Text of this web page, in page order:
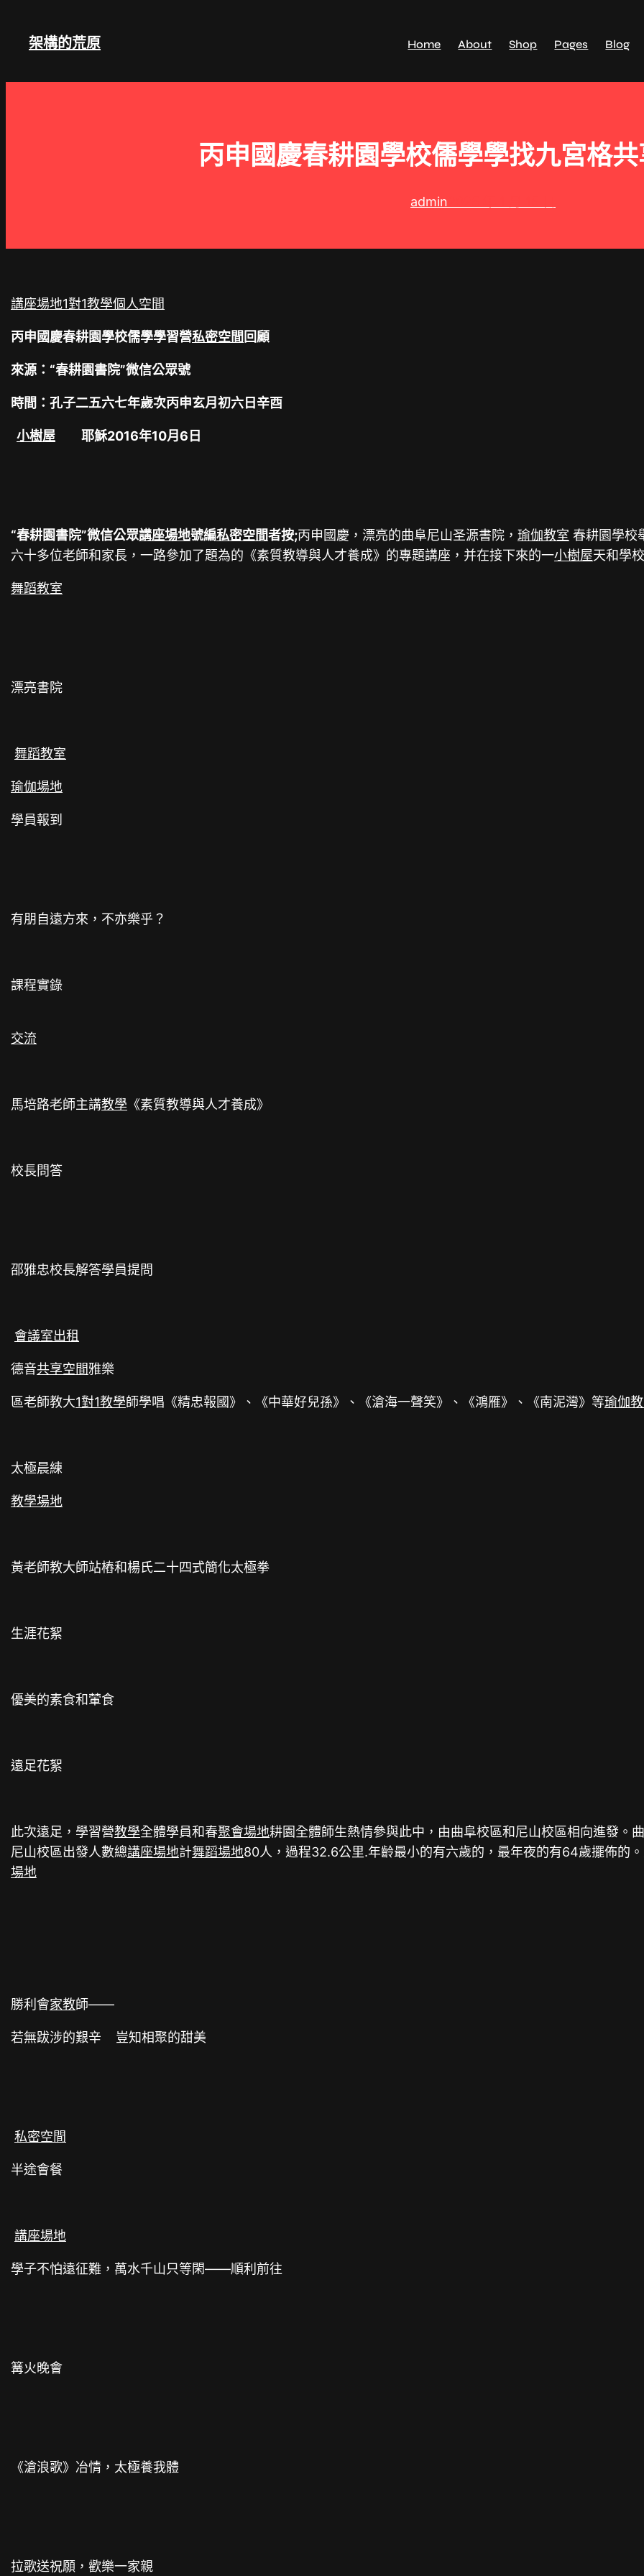
架構的荒原 Home About Shop Pages Blog
丙申國慶春耕園學校儒學學找九宮格
admin
講座場地1對1教學個人空間
丙申國慶春耕園學校儒學學習營私密空間 回顧
來源：“春耕園書院”微信公眾號
時間：孔子二五六七年歲次丙申玄月初六日辛酉
小樹屋 耶穌2016年10月6日
“春耕園書院”微信公眾講座場地號編私密空間者按;丙申國慶，漂亮的曲阜尼山圣源書院，瑜伽教室 春耕園學校
六十多位老師和家長，一路參加了題為的《素質教導與人才養成》的專題講座，并在接下來的一小樹屋天和學
舞蹈教室
漂亮書院
舞蹈教室
瑜伽場地
學員報到
有朋自遠方來，不亦樂乎？
課程實錄
交流
馬培路老師主講教學 《素質教導與人才養成》
校長問答
邵雅忠校長解答學員提問
會議室出租
德音共享空間雅樂
區老師教大1對1教學師學唱《精忠報國》、《中華好兒孫》、《滄海一聲笑》、《鴻雁》、《南泥灣》等瑜伽
太極晨練
教學場地
黃老師教大師站樁和楊氏二十四式簡化太極拳
生涯花絮
優美的素食和葷食
遠足花絮
此次遠足，學習營教學全體學員和春聚會場地耕園全體師生熱情參與此中，由曲阜校區和尼山校區相向進發。
尼山校區出發人數總講座場地計舞蹈場地80人，過程32.6公里.年齡最小的有六歲的，最年夜的有64歲擺佈的
場地
勝利會家教師——
若無跋涉的艱辛 豈知相聚的甜美
私密空間
半途會餐
講座場地
學子不怕遠征難，萬水千山只等閑——順利前往
篝火晚會
《滄浪歌》冶情，太極養我體
拉歌送祝願，歡樂一家親